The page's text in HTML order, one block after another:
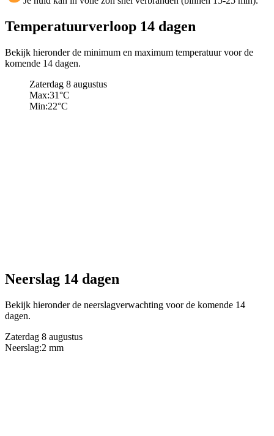
Temperatuurverloop 14 dagen
Bekijk hieronder de minimum en maximum temperatuur voor de
komende 14 dagen.
Zaterdag 8 augustus
Max:31°C
Min:22°C
Neerslag 14 dagen
Bekijk hieronder de neerslagverwachting voor de komende 14
dagen.
Zaterdag 8 augustus
Neerslag:2 mm